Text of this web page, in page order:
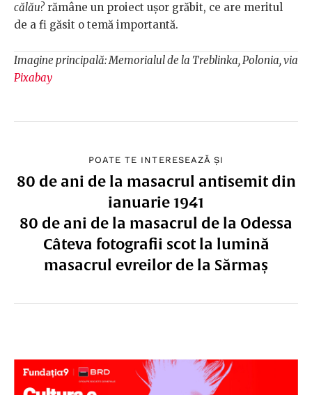
călău? rămâne un proiect ușor grăbit, ce are meritul
de a fi găsit o temă importantă.
Imagine principală: Memorialul de la Treblinka, Polonia, via
Pixabay
POATE TE INTERESEAZĂ ȘI
80 de ani de la masacrul antisemit din
ianuarie 1941
80 de ani de la masacrul de la Odessa
Câteva fotografii scot la lumină
masacrul evreilor de la Sărmaș